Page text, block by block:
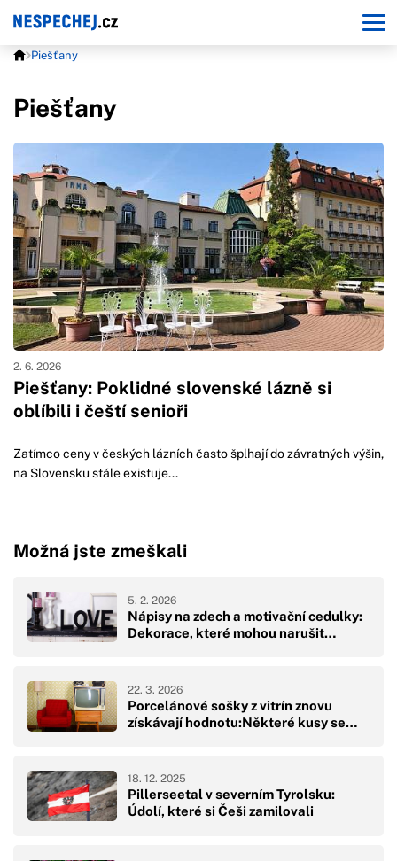
Piešťany
Piešťany
Piešťany: Poklidné slovenské lázně si
oblíbili i čeští senioři
2. 6. 2026
Zatímco ceny v českých lázních často šplhají do závratných výšin,
na Slovensku stále existuje...
Možná jste zmeškali
Nápisy na zdech a motivační cedulky:
Dekorace, které mohou narušit…
5. 2. 2026
Porcelánové sošky z vitrín znovu
získávají hodnotu:Některé kusy se…
22. 3. 2026
Pillerseetal v severním Tyrolsku:
Údolí, které si Češi zamilovali
18. 12. 2025